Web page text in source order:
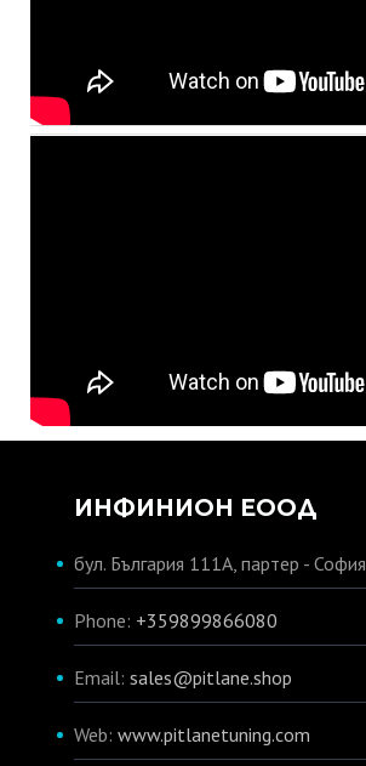
ИНФИНИОН ЕООД
бул. България 111А, партер - София
Phone: +359899866080
Email:sales@pitlane.shop
Web:www.pitlanetuning.com